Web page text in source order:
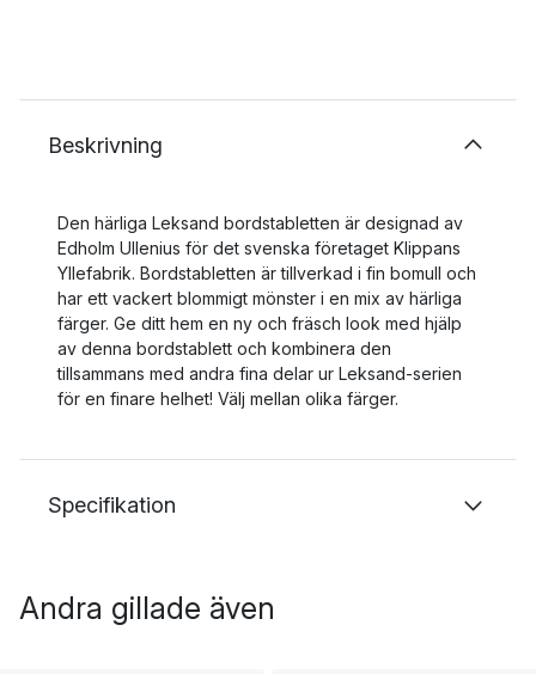
Beskrivning
Den härliga Leksand bordstabletten är designad av
Edholm Ullenius för det svenska företaget Klippans
Yllefabrik. Bordstabletten är tillverkad i fin bomull och
har ett vackert blommigt mönster i en mix av härliga
färger. Ge ditt hem en ny och fräsch look med hjälp
av denna bordstablett och kombinera den
tillsammans med andra fina delar ur Leksand-serien
för en finare helhet! Välj mellan olika färger.
Specifikation
Andra gillade även